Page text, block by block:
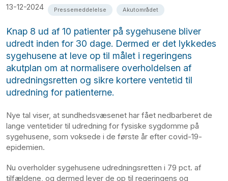
13-12-2024 Pressemeddelelse Akutområdet
Knap 8 ud af 10 patienter på sygehusene bliver
udredt inden for 30 dage. Dermed er det lykkedes
sygehusene at leve op til målet i regeringens
akutplan om at normalisere overholdelsen af
udredningsretten og sikre kortere ventetid til
udredning for patienterne.
Nye tal viser, at sundhedsvæsenet har fået nedbarberet de
lange ventetider til udredning for fysiske sygdomme på
sygehusene, som voksede i de første år efter covid-19-
epidemien.
Nu overholder sygehusene udredningsretten i 79 pct. af
tilfældene, og dermed lever de op til regeringens og